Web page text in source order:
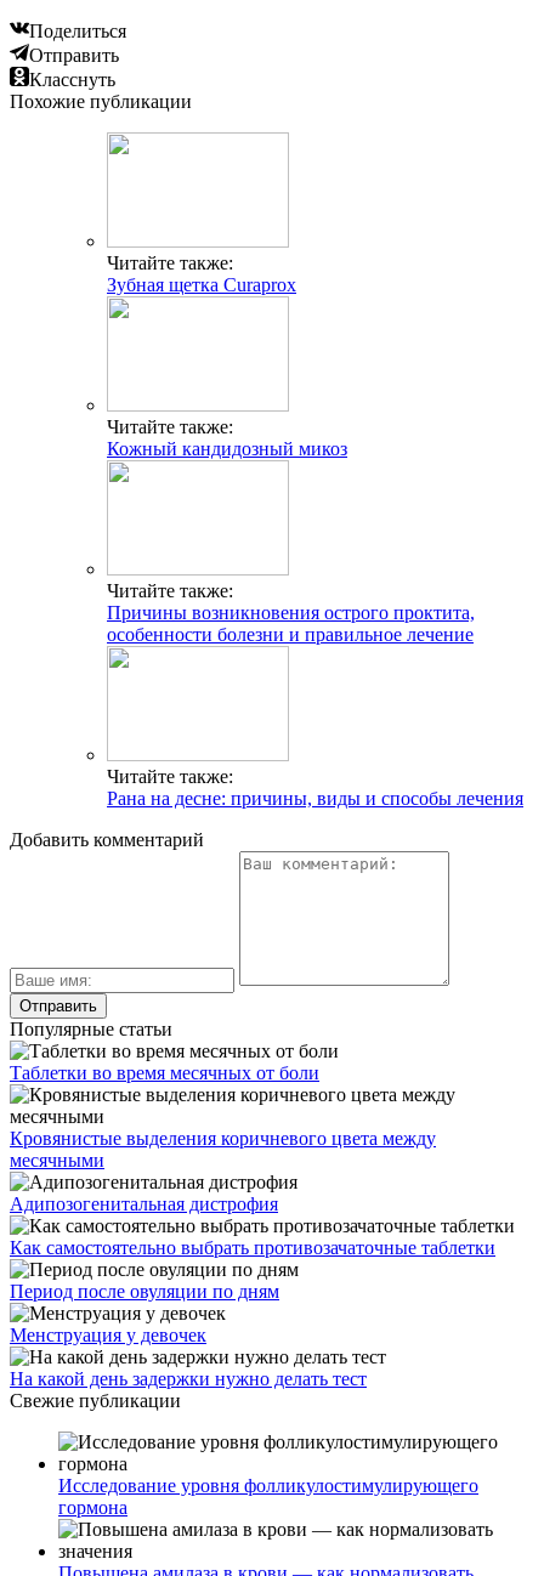
Поделиться
Отправить
Класснуть
Похожие публикации
Читайте также:
Зубная щетка Curaprox
Читайте также:
Кожный кандидозный микоз
Читайте также:
Причины возникновения острого проктита,
особенности болезни и правильное лечение
Читайте также:
Рана на десне: причины, виды и способы лечения
Добавить комментарий
Популярные статьи
Таблетки во время месячных от боли
Кровянистые выделения коричневого цвета между
месячными
Адипозогенитальная дистрофия
Как самостоятельно выбрать противозачаточные таблетки
Период после овуляции по дням
Менструация у девочек
На какой день задержки нужно делать тест
Свежие публикации
Исследование уровня фолликулостимулирующего
гормона